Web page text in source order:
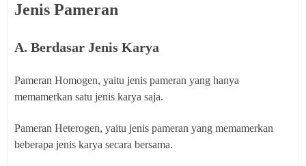
Jenis Pameran
A. Berdasar Jenis Karya
Pameran Homogen, yaitu jenis pameran yang hanya
memamerkan satu jenis karya saja.
Pameran Heterogen, yaitu jenis pameran yang memamerkan
beberapa jenis karya secara bersama.